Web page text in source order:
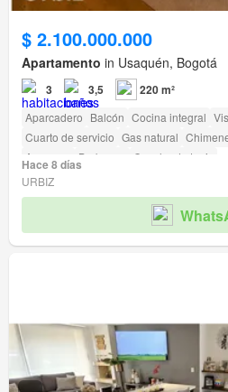
$ 2.100.000.000
Apartamento in Usaquén, Bogotá
3 3,5 220 m²
Aparcadero Balcón Cocina integral
Cuarto de servicio Gas natural
Ascensor
Barbecue Cancha de tenis
Hace 8 días
URBIZ